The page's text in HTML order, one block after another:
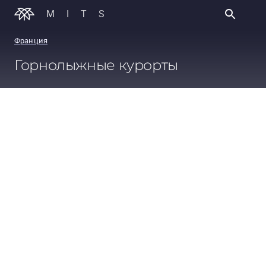
MITS
Франция
Горнолыжные курорты